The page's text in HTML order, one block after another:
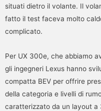
situati dietro il volante. Il
fatto il test faceva molto
complicato.
Per UX 300e, che abbiamo
gli ingegneri Lexus hanno
compatta BEV per offrire
della categoria e livelli di
caratterizzato da un layout a